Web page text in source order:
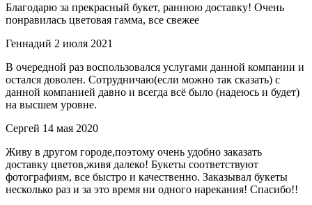
Благодарю за прекрасный букет, раннюю доставку! Очень
понравилась цветовая гамма, все свежее
Геннадий 2 июля 2021
В очередной раз воспользовался услугами данной компании и
остался доволен. Сотрудничаю(если можно так сказать) с
данной компанией давно и всегда всё было (надеюсь и будет)
на высшем уровне.
Сергей 14 мая 2020
Живу в другом городе,поэтому очень удобно заказать
доставку цветов,живя далеко! Букеты соответствуют
фотографиям, все быстро и качественно. Заказывал букеты
несколько раз и за это время ни одного нарекания! Спасибо!!